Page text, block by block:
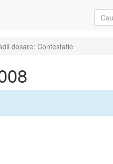
dosare: Contestatie